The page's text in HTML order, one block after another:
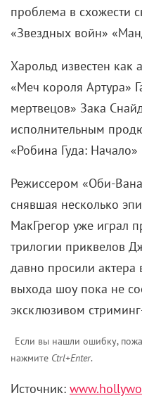
проблема в схожести
«Звездных войн»
Харольд известен как
«Меч короля Артура»
мертвецов» Зака
исполнительным
«Робина Гуда:
Режиссером «Оби-
снявшая несколько
МакГрегор уже играл
трилогии приквелов
давно просили актера
выхода шоу пока не
эксклюзивом
Если вы нашли ошибку,
нажмите Ctrl+Enter.
Источник: